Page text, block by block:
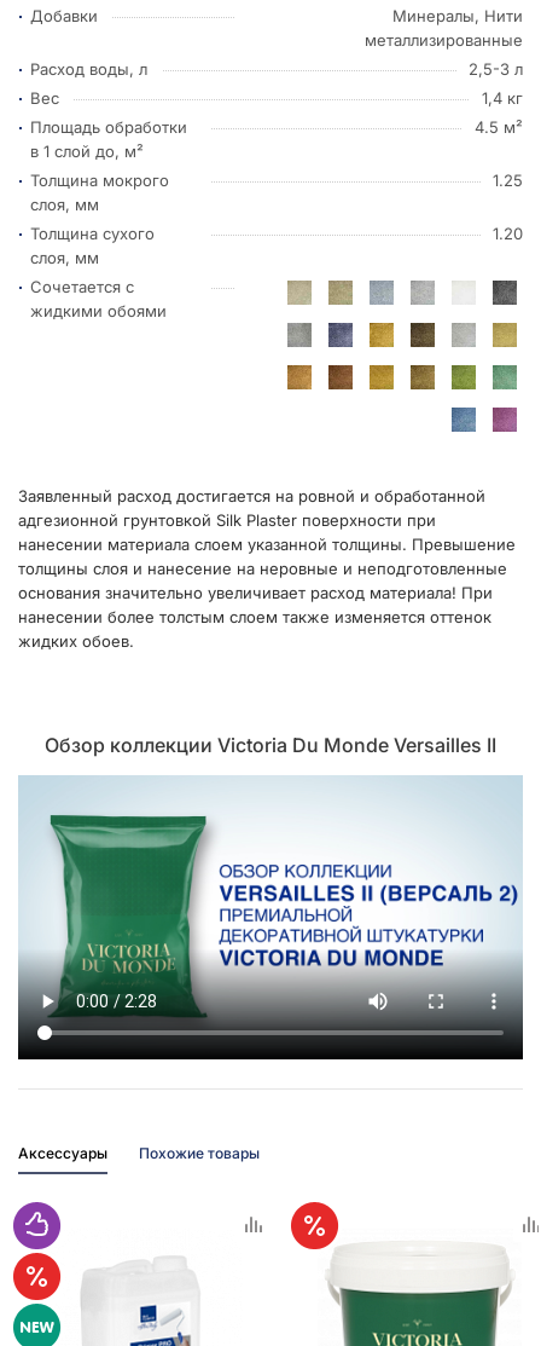
Добавки
Минералы, Нити
металлизированные
Расход воды, л
2,5-3 л
Вес
1,4 кг
Площадь обработки
в 1 слой до, м²
4.5 м²
Толщина мокрого
слоя, мм
1.25
Толщина сухого
слоя, мм
1.20
Сочетается с
жидкими обоями
Заявленный расход достигается на ровной и обработанной
адгезионной грунтовкой Silk Plaster поверхности при
нанесении материала слоем указанной толщины. Превышение
толщины слоя и нанесение на неровные и неподготовленные
основания значительно увеличивает расход материала! При
нанесении более толстым слоем также изменяется оттенок
жидких обоев.
Обзор коллекции Victoria Du Monde Versailles II
Аксессуары Похожие товары